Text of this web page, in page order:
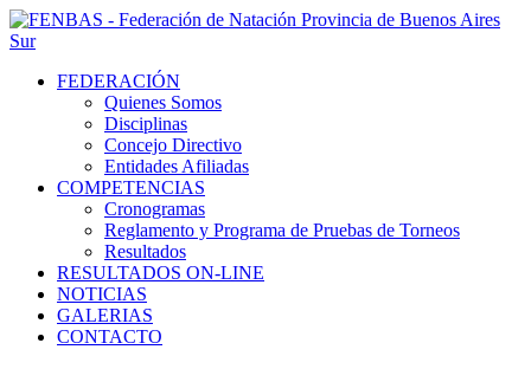
FEDERACIÓN
Quienes Somos
Disciplinas
Concejo Directivo
Entidades Afiliadas
COMPETENCIAS
Cronogramas
Reglamento y Programa de Pruebas de Torneos
Resultados
RESULTADOS ON-LINE
NOTICIAS
GALERIAS
CONTACTO